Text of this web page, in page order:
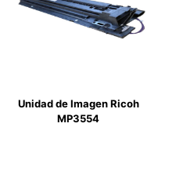
Unidad de Imagen Ricoh
MP3554